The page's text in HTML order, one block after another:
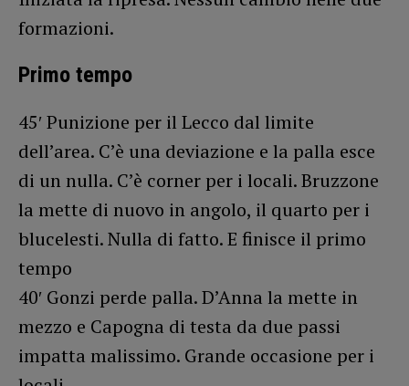
formazioni.
Primo tempo
45′ Punizione per il Lecco dal limite
dell’area. C’è una deviazione e la palla esce
di un nulla. C’è corner per i locali. Bruzzone
la mette di nuovo in angolo, il quarto per i
blucelesti. Nulla di fatto. E finisce il primo
tempo
40′ Gonzi perde palla. D’Anna la mette in
mezzo e Capogna di testa da due passi
impatta malissimo. Grande occasione per i